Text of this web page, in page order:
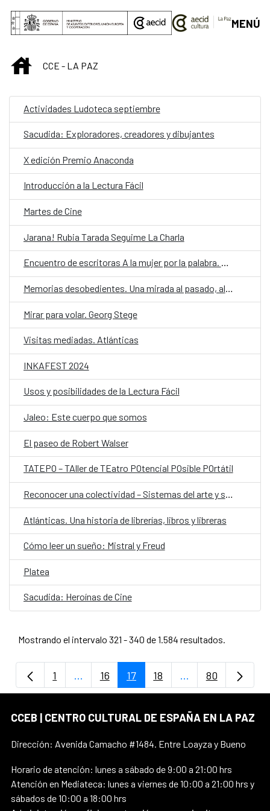
Saltar al contenido principal
MENÚ
INICIOCCE - LA PAZ
Actividades Ludoteca septiembre
Sacudida: Exploradores, creadores y dibujantes
X edición Premio Anaconda
Introducción a la Lectura Fácil
Martes de Cine
Jarana! Rubia Tarada Seguime La Charla
Encuentro de escritoras A la mujer por la palabra. Oruro
Memorias desobedientes. Una mirada al pasado, al presente y al futuro de las luchas LGBTIQ+ en Bolivia
Mirar para volar. Georg Stege
Visitas mediadas. Atlánticas
INKAFEST 2024
Usos y posibilidades de la Lectura Fácil
Jaleo: Este cuerpo que somos
El paseo de Robert Walser
TATEPO – TAller de TEatro POtencial POsible POrtátil
Reconocer una colectividad – Sistemas del arte y sus posibilidades
Atlánticas. Una historia de librerías, libros y libreras
Cómo leer un sueño: Mistral y Freud
Platea
Sacudida: Heroínas de Cine
Mostrando el intervalo 321 - 340 de 1.584 resultados.
Página
1 ...Páginas intermedias Use TAB para
Página
16 Página
17 Página
18 ...PáginasPágina
80
CCEB | CENTRO CULTURAL DE ESPAÑA EN LA PAZ
Dirección: Avenida Camacho #1484. Entre Loayza y Bueno
Horario de atención: lunes a sábado de 9:00 a 21:00 hrs
Atención en Mediateca: lunes a viernes de 10:00 a 21:00 hrs y
sábados de 10:00 a 18:00 hrs